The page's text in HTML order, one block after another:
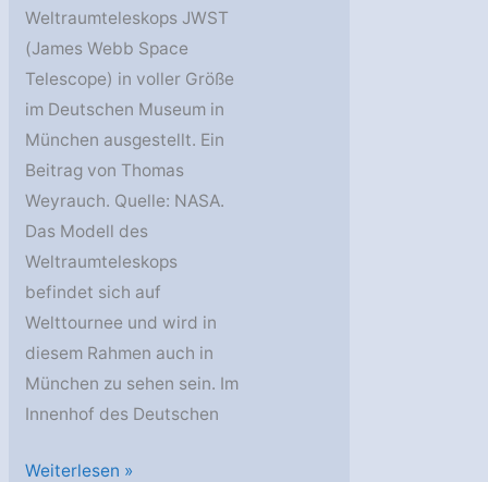
Weltraumteleskops JWST
(James Webb Space
Telescope) in voller Größe
im Deutschen Museum in
München ausgestellt. Ein
Beitrag von Thomas
Weyrauch. Quelle: NASA.
Das Modell des
Weltraumteleskops
befindet sich auf
Welttournee und wird in
diesem Rahmen auch in
München zu sehen sein. Im
Innenhof des Deutschen
JWST-
Weiterlesen »